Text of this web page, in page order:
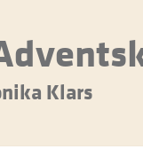
Klars